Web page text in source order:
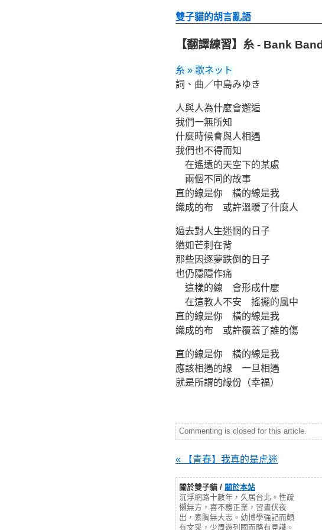
雙子貓的胡言亂語
【翻譯練習】糸 - Bank Band
糸 » 歌ネット
詞、曲／中島みゆき
人與人為什麼會邂逅
我們一無所知
什麼時候會與人相遇
我們也不得而知
在遙遠的天空下的某處
兩個不同的故事
直的線是你 橫的線是我
織成的布 或許溫暖了什麼人
過去對人生迷惘的日子
猶如芒刺在背
那些因逐夢跌倒的日子
也仍隱隱作痛
這樣的線 會形成什麼
在這教人不安 搖擺的風中
直的線是你 橫的線是我
織成的布 或許覆蓋了誰的傷
直的線是你 橫的線是我
應該相遇的線 一旦相遇
就是所謂的緣份（幸福）
Commenting is closed for this article.
« 【青春】我真的是虎迷
關於雙子貓 / 關於本站
沉浮網路十數年，久居台北。性疏
懶無方，喜不務正業，習晝伏夜
出，素胸無大志。幼博學強記而頗
有文采，少周遊列國而略有見識。